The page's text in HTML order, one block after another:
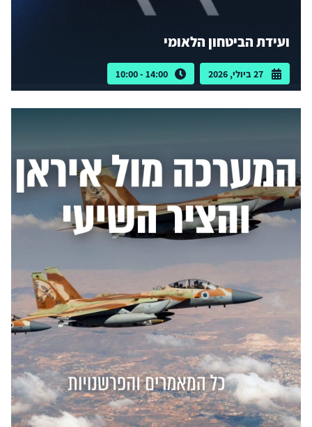
ועידת הביטחון הלאומי
27 ביולי, 2026 14:00 - 10:00